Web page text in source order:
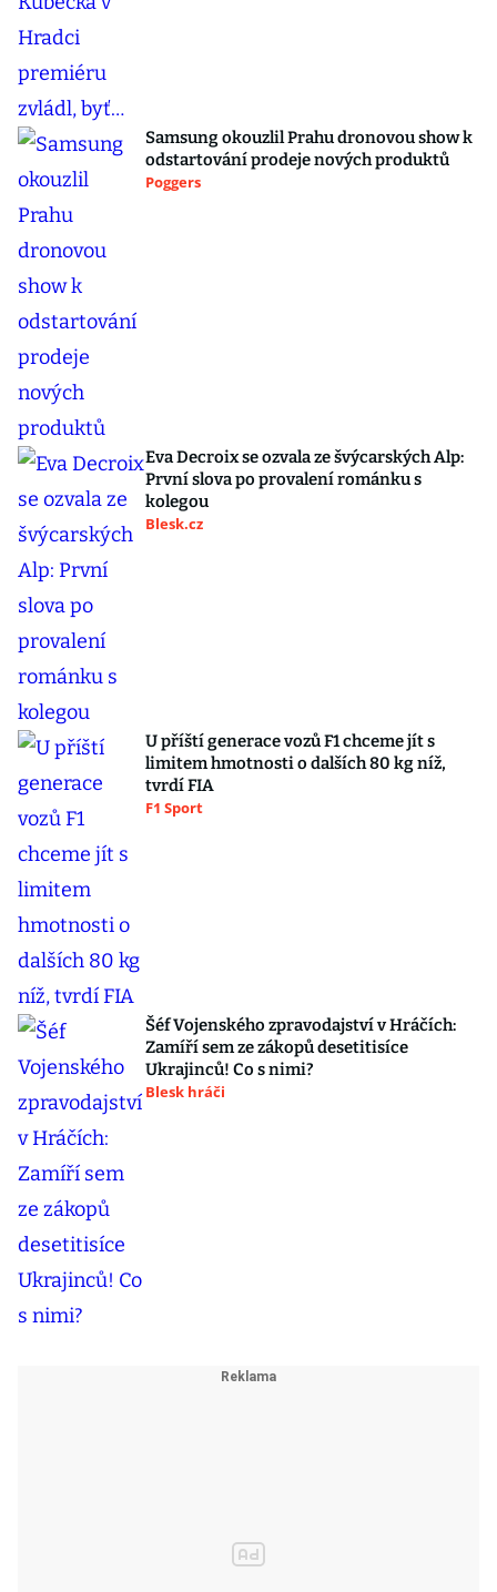
Samsung okouzlil Prahu dronovou show k
odstartování prodeje nových produktů
Poggers
Eva Decroix se ozvala ze švýcarských Alp:
První slova po provalení románku s
kolegou
Blesk.cz
U příští generace vozů F1 chceme jít s
limitem hmotnosti o dalších 80 kg níž,
tvrdí FIA
F1 Sport
Šéf Vojenského zpravodajství v Hráčích:
Zamíří sem ze zákopů desetitisíce
Ukrajinců! Co s nimi?
Blesk hráči